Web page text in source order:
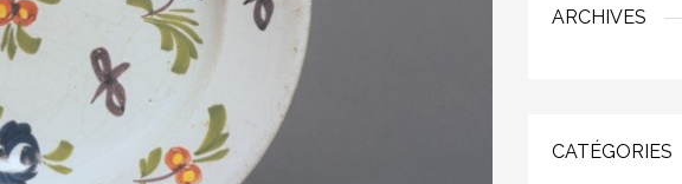
ARCHIVES
CATÉGORIES